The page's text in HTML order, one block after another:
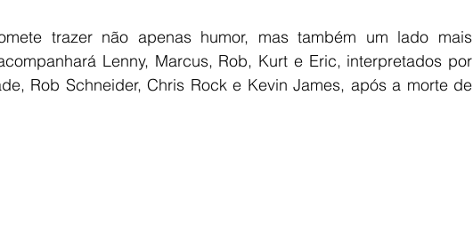
trazer não apenas humor, mas também um lado mais
Lenny, Marcus, Rob, Kurt e Eric, interpretados por
Rob Schneider, Chris Rock e Kevin James, após a morte de